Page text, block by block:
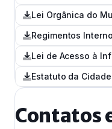
Lei Orgânica do
Regimentos
Lei de Acesso à
Estatuto da
Contatos